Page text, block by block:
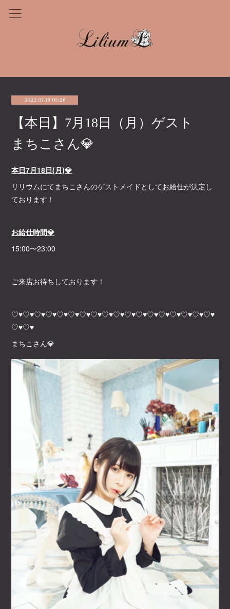
2022.07.18 05:26
【本日】7月18日（月）ゲスト
まちこさん💎
本日7月18日(月)💎
リリウムにてまちこさんのゲストメイドとしてお給仕が決定し
ております！
お給仕時間💎
15:00〜23:00
ご来店お待ちしております！
♡♥♡♥♡♥♡♥♡♥♡♥♡♥♡♥♡♥♡♥♡♥♡♥♡♥♡♥♡♥♡♥♡♥♡♥
♡♥♡♥
まちこさん💎